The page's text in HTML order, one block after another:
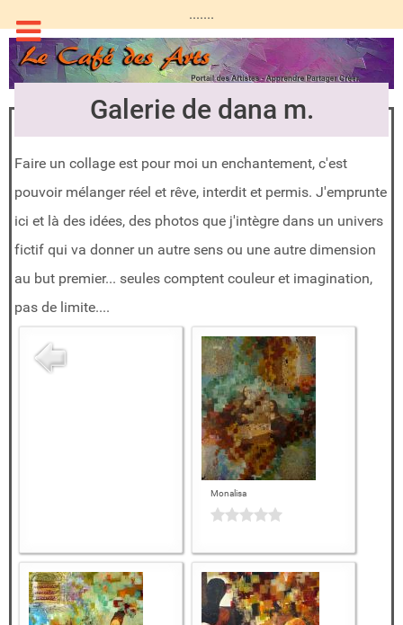
.......
Galerie de dana m.
Faire un collage est pour moi un enchantement, c'est
pouvoir mélanger réel et rêve, interdit et permis. J'emprunte
ici et là des idées, des photos que j'intègre dans un univers
fictif qui va donner un autre sens ou une autre dimension
au but premier... seules comptent couleur et imagination,
pas de limite....
Monalisa